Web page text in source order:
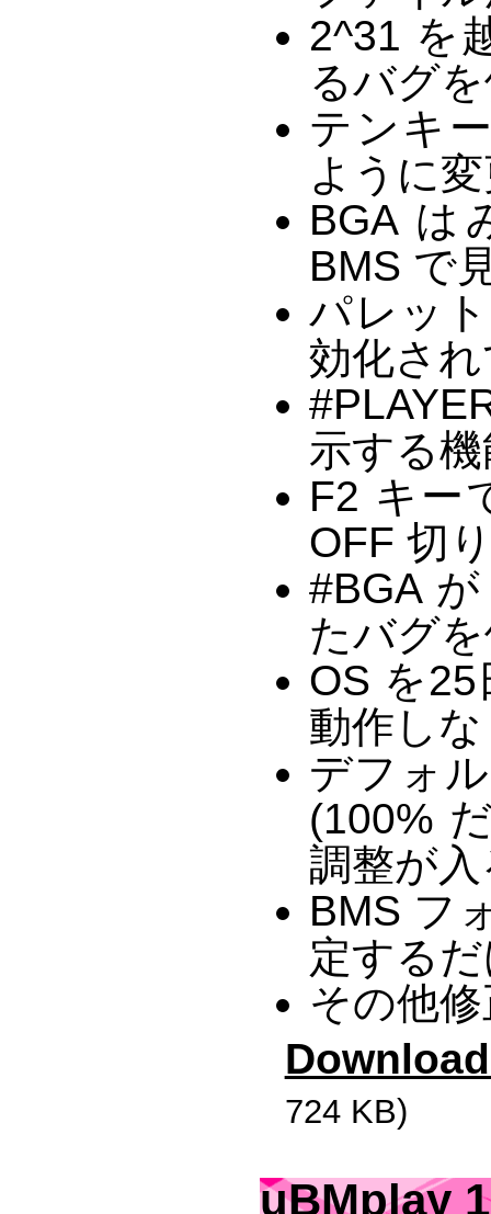
2^31 を
るバグ
テンキ
ように
BGA は
BMS で
パレッ
効化さ
示する
F2 キー
OFF 切
#BGA
たバグ
OS を
動作し
デフォ
(100%
調整が
BMS フ
定する
その他
724 KB)
uBMplay